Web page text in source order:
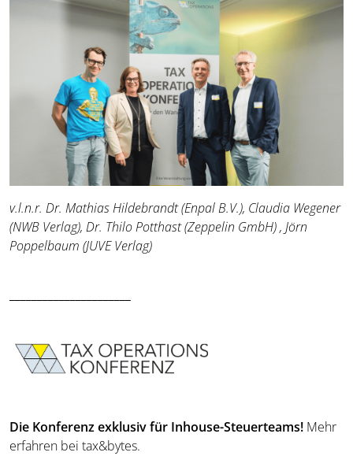
v.l.n.r. Dr. Mathias Hildebrandt (Enpal B.V.), Claudia Wegener
(NWB Verlag), Dr. Thilo Potthast (Zeppelin GmbH) , Jörn
Poppelbaum (JUVE Verlag)
Die Konferenz exklusiv für Inhouse-Steuerteams! Mehr
erfahren bei tax&bytes.